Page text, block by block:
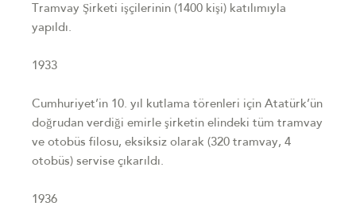
Tramvay Şirketi işçilerinin (1400 kişi) katılımıyla
yapıldı.
1933
Cumhuriyet’in 10. yıl kutlama törenleri için Atatürk’ün
doğrudan verdiği emirle şirketin elindeki tüm tramvay
ve otobüs filosu, eksiksiz olarak (320 tramvay, 4
otobüs) servise çıkarıldı.
1936